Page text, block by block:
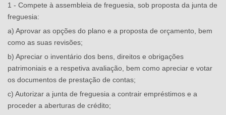
1 - Compete à assembleia de freguesia, sob proposta da junta de
freguesia:
a) Aprovar as opções do plano e a proposta de orçamento, bem
como as suas revisões;
b) Apreciar o inventário dos bens, direitos e obrigações
patrimoniais e a respetiva avaliação, bem como apreciar e votar
os documentos de prestação de contas;
c) Autorizar a junta de freguesia a contrair empréstimos e a
proceder a aberturas de crédito;